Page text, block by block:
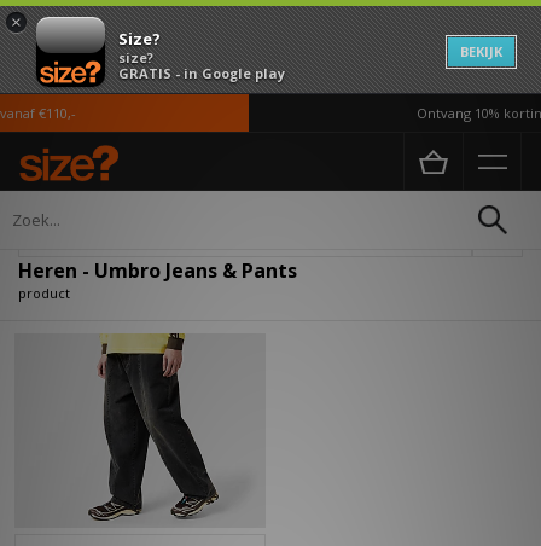
×
Size?
size?
GRATIS - in Google play
BEKIJK
€110,- Ontvang 10%
Home Heren
Heren - Umbro Jeans & Pants
product